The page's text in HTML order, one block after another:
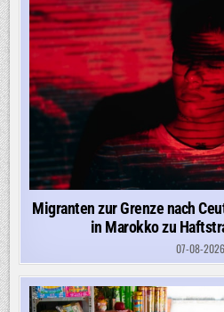
Migranten zur Grenze nach
in Marokko zu
07-08-2026